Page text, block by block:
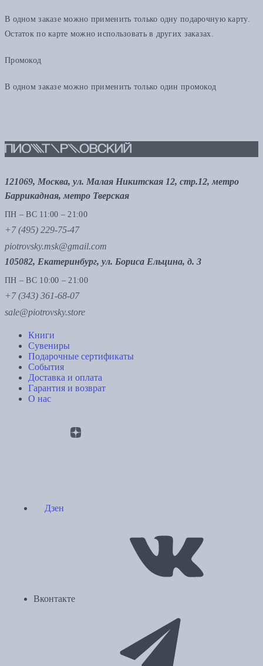
В одном заказе можно применить только одну подарочную карту.
Остаток по карте можно использовать в других заказах.
Промокод
В одном заказе можно применить только один промокод
121069, Москва, ул. Малая Никитская 12, стр.12, метро
Баррикадная, метро Тверская
ПН – ВС 11:00 – 21:00
+7 (495) 229-75-47
piotrovsky.msk@gmail.com
105082, Екатеринбург, ул. Бориса Ельцина, д. 3
ПН – ВС 10:00 – 21:00
+7 (343) 361-68-07
sale@piotrovsky.store
Книги
Сувениры
Подарочные сертификаты
События
Доставка и оплата
Гарантия и возврат
О нас
Дзен
Вконтакте